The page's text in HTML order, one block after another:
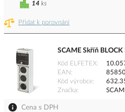
Přidat k porovnání
14 ks
SCAME Skříň
Kód ELFETEX
EAN
Kód výrobce
Značka
Cena s DPH